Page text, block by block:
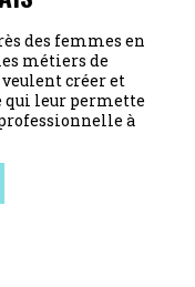
des femmes en
métiers de
créer et
qui leur permette
à